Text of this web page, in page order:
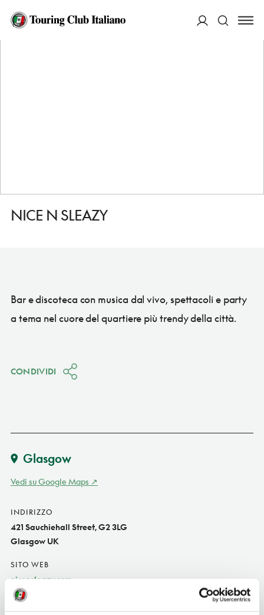
HOME
NICE N SLEAZY
Bar e discoteca con musica dal vivo, spettacoli e party
a tema nel cuore del quartiere più trendy della città.
CONDIVIDI
Glasgow
Vedi su Google Maps
INDIRIZZO
421 Sauchiehall Street, G2 3LG
Glasgow UK
SITO WEB
nicensleazy.com
INDIRIZZO EMAIL